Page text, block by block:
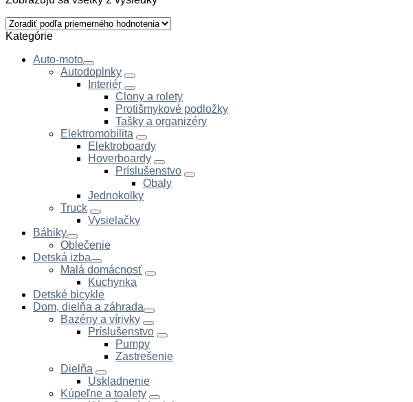
Kategórie
Auto-moto
Autodoplnky
Interiér
Clony a rolety
Protišmykové podložky
Tašky a organizéry
Elektromobilita
Elektroboardy
Hoverboardy
Príslušenstvo
Obaly
Jednokolky
Truck
Vysielačky
Bábiky
Oblečenie
Detská izba
Malá domácnosť
Kuchynka
Detské bicykle
Dom, dielňa a záhrada
Bazény a vírivky
Príslušenstvo
Pumpy
Zastrešenie
Dielňa
Uskladnenie
Kúpeľne a toalety